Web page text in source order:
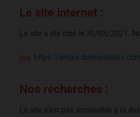
Le site internet :
Le site a été créé le 30/03/2021.
https://
Nos recherches :
Le site n’est pas accessible à la